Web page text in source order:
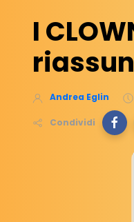
I
Andrea Eglin
Condividi